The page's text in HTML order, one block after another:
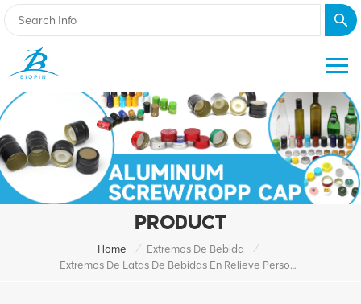
PRODUCT
Home / Extremos De Bebida
/
Extremos De Latas De Bebidas En Relieve Personalizados Para Bebidas